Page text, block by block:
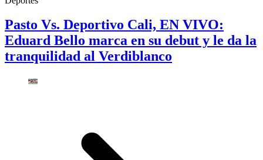
Pasto Vs. Deportivo Cali, EN VIVO:
Eduard Bello marca en su debut y le da la
tranquilidad al Verdiblanco